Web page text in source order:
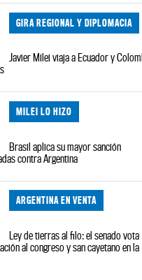
GIRA REGIONAL Y DIPLOMACIA
Javier Milei viaja a Ecuador y
MILEI LO HIZO
Brasil aplica su mayor sanción
contra Argentina
ARGENTINA EN VENTA
Ley de tierras al filo: el senado vota
al congreso y san cayetano en la